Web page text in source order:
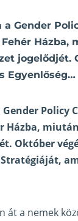
Gender
Házba,
jogelődjét.
Egyenlőség…
Policy
Házba,
Október
Stratégiáját,
a nemek